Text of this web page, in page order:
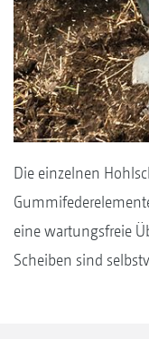
Die einzelnen
eine wartungsfreie
Scheiben sind